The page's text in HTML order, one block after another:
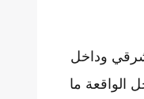
وداخل
ما